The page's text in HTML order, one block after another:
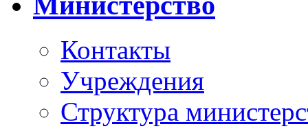
Контакты
Учреждения
Структура